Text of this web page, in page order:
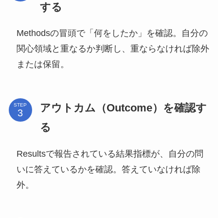
する
Methodsの冒頭で「何をしたか」を確認。自分の
関心領域と重なるか判断し、重ならなければ除外
または保留。
STEP
アウトカム（Outcome）を確認す
る
Resultsで報告されている結果指標が、自分の問
いに答えているかを確認。答えていなければ除
外。